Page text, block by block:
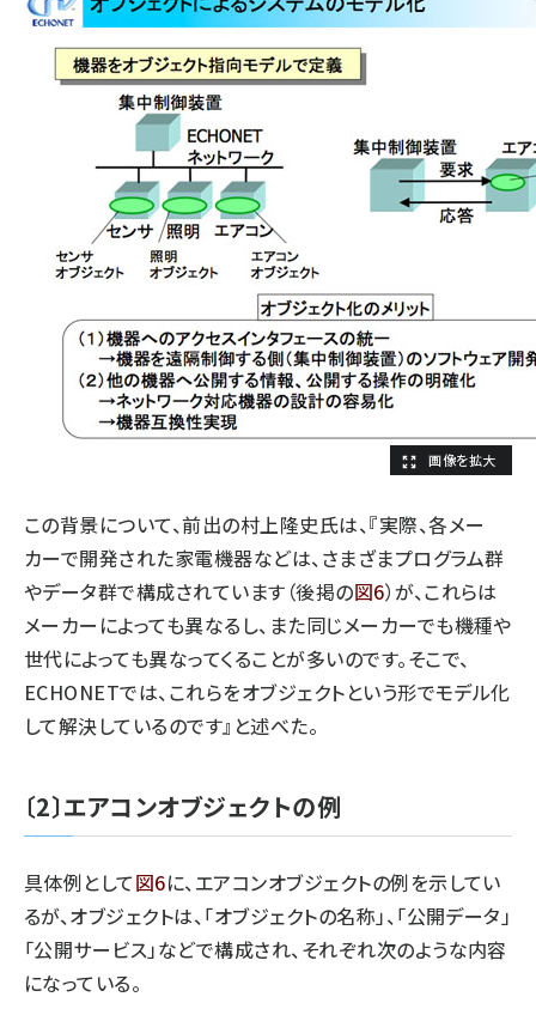
この背景について、前出の村上隆史氏は、『実際、各メー
カーで開発された家電機器などは、さまざまプログラム群
やデータ群で構成されています（後掲の図6）が、これらは
メーカーによっても異なるし、また同じメーカーでも機種や
世代によっても異なってくることが多いのです。そこで、
ECHONETでは、これらをオブジェクトという形でモデル化
して解決しているのです』と述べた。
〔2〕エアコンオブジェクトの例
具体例として図6に、エアコンオブジェクトの例を示してい
るが、オブジェクトは、「オブジェクトの名称」、「公開データ」
「公開サービス」などで構成され、それぞれ次のような内容
になっている。